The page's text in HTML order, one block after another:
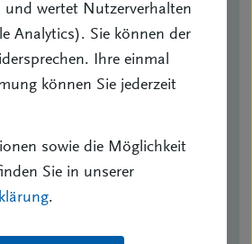
und wertet Nutzerverhalten
Analytics). Sie können der
Ihre einmal
können Sie jederzeit
sowie die Möglichkeit
Sie in unserer
.